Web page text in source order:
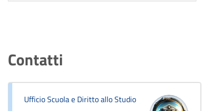
Contatti
Ufficio Scuola e Diritto allo Studio